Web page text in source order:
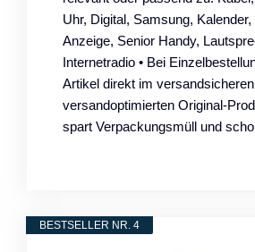
Uhr, Digital, Samsung,
Anzeige, Senior Handy,
Internetradio • Bei
Artikel direkt im
versandoptimierten Original-
spart Verpackungsmüll und
BESTSELLER NR. 4